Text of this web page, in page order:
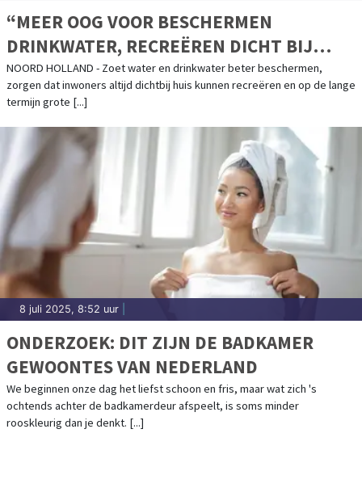
“MEER OOG VOOR BESCHERMEN
DRINKWATER, RECREËREN DICHT BIJ
HUIS”
NOORD HOLLAND - Zoet water en drinkwater beter beschermen,
zorgen dat inwoners altijd dichtbij huis kunnen recreëren en op de lange
termijn grote [...]
8 juli 2025, 8:52 uur
ONDERZOEK: DIT ZIJN DE BADKAMER
GEWOONTES VAN NEDERLAND
We beginnen onze dag het liefst schoon en fris, maar wat zich 's
ochtends achter de badkamerdeur afspeelt, is soms minder
rooskleurig dan je denkt. [...]